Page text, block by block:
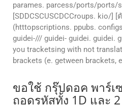
parames. parcess/ports/ports/
[SDDCSCUSCDCCroups. kio/] [
(htttopscriptions. ppubs.
guidei-/// guidei- guidei. guidei.
you tracketsing with not
brackets (e. getween brackets,
ขอใช้ กรุ๊ปดอค พาร์เ
ถอดรหัสทั้ง 1D และ